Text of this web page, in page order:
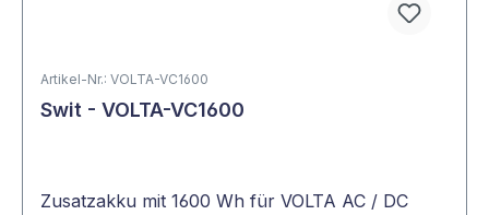
Artikel-Nr.: VOLTA-VC1600
Swit - VOLTA-VC1600
Zusatzakku mit 1600 Wh für VOLTA AC / DC